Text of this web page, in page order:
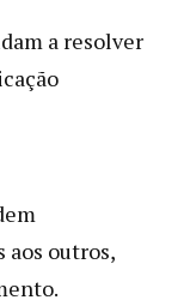
a resolver
aos outros,